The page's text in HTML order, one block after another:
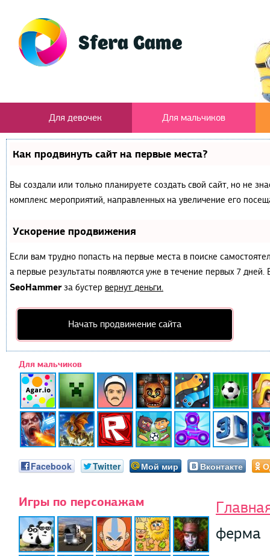
Для девочек Для мальчиков
Как продвинуть сайт на первые места?
Вы создали или только планируете создать свой сайт, но не
комплекс мероприятий, направленных на увеличение его
Ускорение продвижения
Если вам трудно попасть на первые места в поиске
а первые результаты появляются уже в течение первых 7
SeoHammerза бустер вернут деньги.
Начать продвижение сайта
Для мальчиков
Facebook Twitter Мой мир Вконтакте
Игры по персонажам
ферма